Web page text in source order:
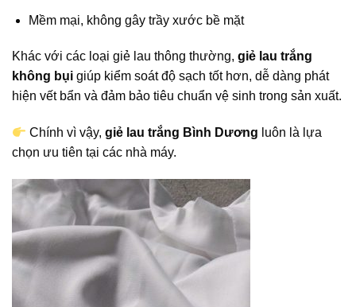
Mềm mại, không gây trầy xước bề mặt
Khác với các loại giẻ lau thông thường, giẻ lau trắng
không bụi giúp kiểm soát độ sạch tốt hơn, dễ dàng phát
hiện vết bẩn và đảm bảo tiêu chuẩn vệ sinh trong sản xuất.
Chính vì vậy,giẻ lau trắng Bình Dương luôn là lựa
chọn ưu tiên tại các nhà máy.